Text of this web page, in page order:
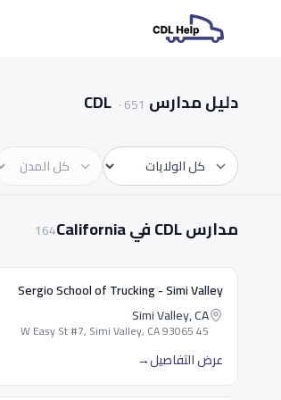
دليل مدارس CDL ·651
الولاية المدينة
مدارس CDL في California 164
Sergio School of Trucking - Simi Valley
Simi Valley, CA
45 W Easy St #7, Simi Valley, CA 93065
عرض التفاصيل→